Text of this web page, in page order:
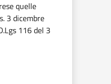
quelle
3 dicembre
116 del 3